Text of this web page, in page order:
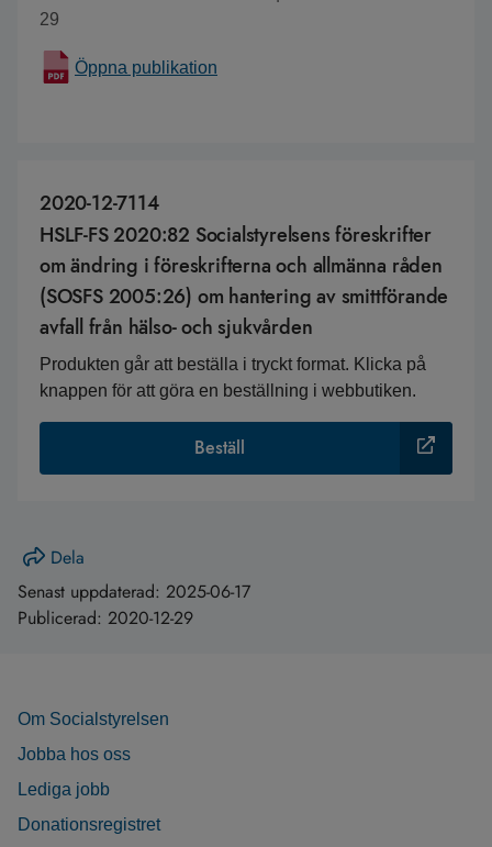
29
Öppna publikation
2020-12-7114
HSLF-FS 2020:82 Socialstyrelsens föreskrifter
om ändring i föreskrifterna och allmänna råden
(SOSFS 2005:26) om hantering av smittförande
avfall från hälso- och sjukvården
Produkten går att beställa i tryckt format. Klicka på
knappen för att göra en beställning i webbutiken.
Beställ
Dela
Senast uppdaterad: 2025-06-17
Publicerad: 2020-12-29
Om Socialstyrelsen
Jobba hos oss
Lediga jobb
Donationsregistret